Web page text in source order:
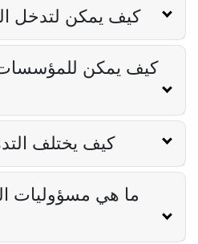
Aug 05, 2023
كيف يمكن لتدخل
كيف يمكن للمؤسسات
كيف يختلف
ما هي مسؤوليات